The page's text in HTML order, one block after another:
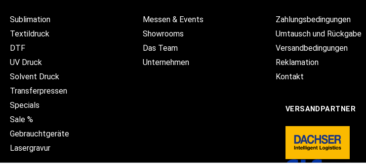
Sublimation
Textildruck
DTF
UV Druck
Solvent Druck
Transferpressen
Specials
Sale %
Gebrauchtgeräte
Lasergravur
Messen & Events
Showrooms
Das Team
Unternehmen
Zahlungsbedingungen
Umtausch und Rückgabe
Versandbedingungen
Reklamation
Kontakt
VERSANDPARTNER